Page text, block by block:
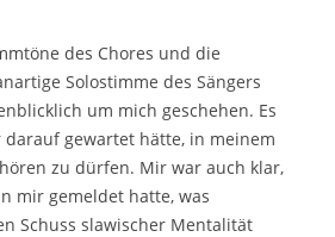
des Chores und die
Solostimme des Sängers
um mich geschehen. Es
darauf gewartet hätte, in meinem
zu dürfen. Mir war auch klar,
mir gemeldet hatte, was
Schuss slawischer Mentalität